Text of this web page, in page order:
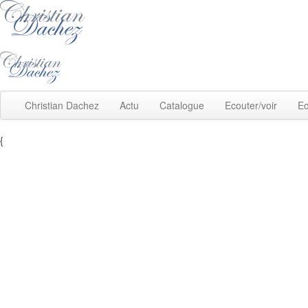
Christian Dachez Actu Catalogue Ecouter/voir
{